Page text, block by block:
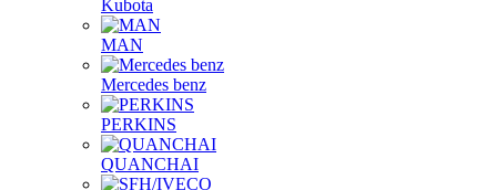
Kubota
MAN
Mercedes benz
PERKINS
QUANCHAI